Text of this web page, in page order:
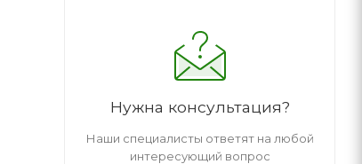
Нужна консультация?
Наши специалисты ответят на любой
интересующий вопрос